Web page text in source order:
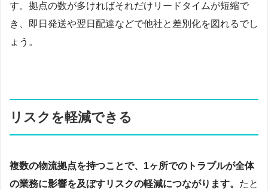
す。拠点の数が多ければそれだけリードタイムが短縮で
き、即日発送や翌日配達などで他社と差別化を図れるでし
ょう。
リスクを軽減できる
複数の物流拠点を持つことで、1ヶ所でのトラブルが全体
の業務に影響を及ぼすリスクの軽減につながります。 たと